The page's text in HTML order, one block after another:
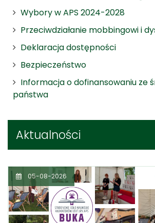
Wybory w APS 2024-2028
Przeciwdziałanie mobbingowi i
Deklaracja dostępności
Bezpieczeństwo
Informacja o dofinansowaniu ze
państwa
Aktualności
05-08-2026